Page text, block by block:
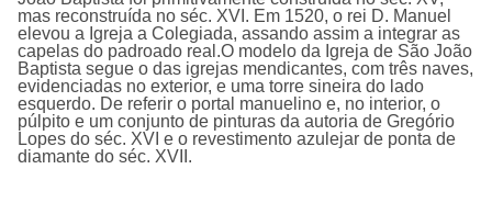
mas reconstruída no séc. XVI. Em 1520, o rei D. Manuel
elevou a Igreja a Colegiada, assando assim a integrar as
capelas do padroado real.O modelo da Igreja de São João
Baptista segue o das igrejas mendicantes, com três naves,
evidenciadas no exterior, e uma torre sineira do lado
esquerdo. De referir o portal manuelino e, no interior, o
púlpito e um conjunto de pinturas da autoria de Gregório
Lopes do séc. XVI e o revestimento azulejar de ponta de
diamante do séc. XVII.